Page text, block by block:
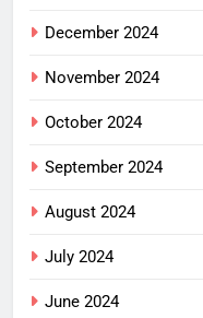
December 2024
November 2024
October 2024
September 2024
August 2024
July 2024
June 2024